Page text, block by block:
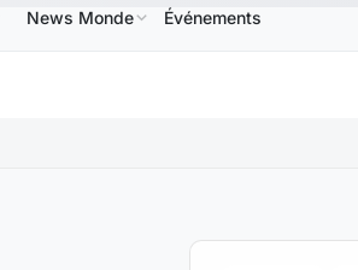
↑2.30% SolanaSOL73,45 $US↑2.10%
News Monde Événements